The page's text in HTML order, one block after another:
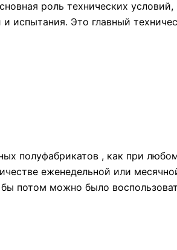
роль технических условий,
испытания. Это главный
полуфабрикатов , как при
еженедельной или
потом можно было